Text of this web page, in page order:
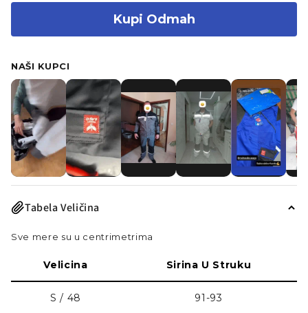
Kupi Odmah
NAŠI KUPCI
Tabela Veličina
Sve mere su u centrimetrima
Velicina Sirina U Struku
S / 48 91-93